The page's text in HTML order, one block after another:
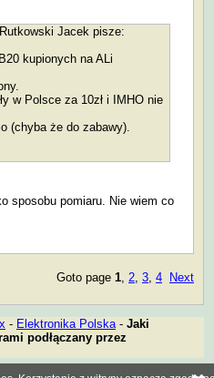
Jacek pisze:
kupionych na ALi
w Polsce za 10zł i IMHO nie
(chyba że do zabawy).
sposobu pomiaru. Nie wiem co
Goto page 1 2 3 4 Next
- Elektronika Polska- Jaki
podłączany przez